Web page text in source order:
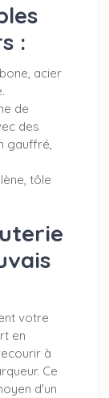
:
acier
de
des
gauffré,
tôle
votre
en
à
Ce
d'un